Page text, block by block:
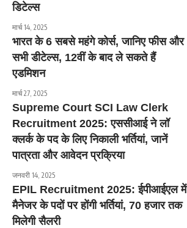
डिटेल्स
मार्च 14, 2025
भारत के 6 सबसे महंगे कोर्स, जानिए फीस और
सभी डीटेल्स, 12वीं के बाद ले सकते हैं
एडमिशन
मार्च 27, 2025
Supreme Court SCI Law Clerk
Recruitment 2025: एससीआई ने लॉ
क्लर्क के पद के लिए निकाली भर्तियां, जानें
पात्रता और आवेदन प्रक्रिया
जनवरी 14, 2025
EPIL Recruitment 2025: ईपीआईएल में
मैनेजर के पदों पर होंगी भर्तियां, 70 हजार तक
मिलेगी सैलरी